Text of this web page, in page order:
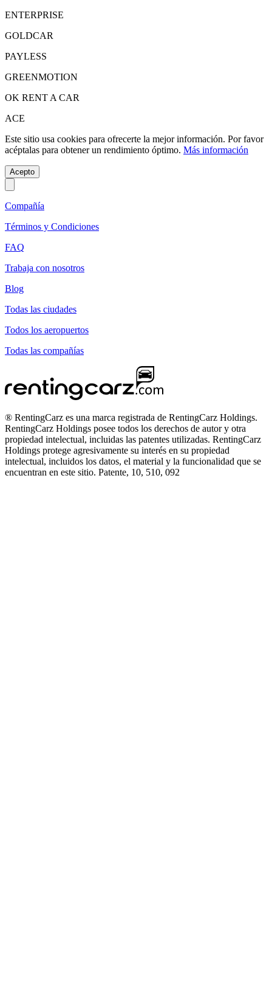
ENTERPRISE
GOLDCAR
PAYLESS
GREENMOTION
OK RENT A CAR
ACE
Este sitio usa cookies para ofrecerte la mejor información. Por favor
acéptalas para obtener un rendimiento óptimo. Más información
Acepto
Compañía
Términos y Condiciones
FAQ
Trabaja con nosotros
Blog
Todas las ciudades
Todos los aeropuertos
Todas las compañías
® RentingCarz es una marca registrada de RentingCarz Holdings.
RentingCarz Holdings posee todos los derechos de autor y otra
propiedad intelectual, incluidas las patentes utilizadas. RentingCarz
Holdings protege agresivamente su interés en su propiedad
intelectual, incluidos los datos, el material y la funcionalidad que se
encuentran en este sitio. Patente, 10, 510, 092